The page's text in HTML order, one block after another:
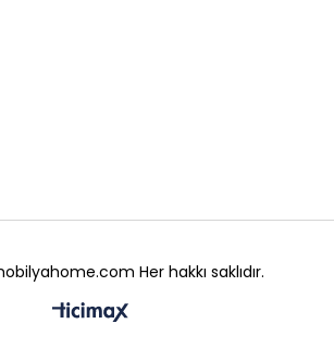
Her hakkı saklıdır.